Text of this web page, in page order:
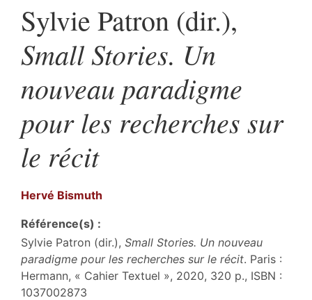
Sylvie Patron (dir.),
Small Stories. Un
nouveau paradigme
pour les recherches sur
le récit
Hervé Bismuth
Référence(s) :
Sylvie Patron (dir.), Small Stories. Un nouveau
paradigme pour les recherches sur le récit. Paris :
Hermann, « Cahier Textuel », 2020, 320 p., ISBN :
1037002873